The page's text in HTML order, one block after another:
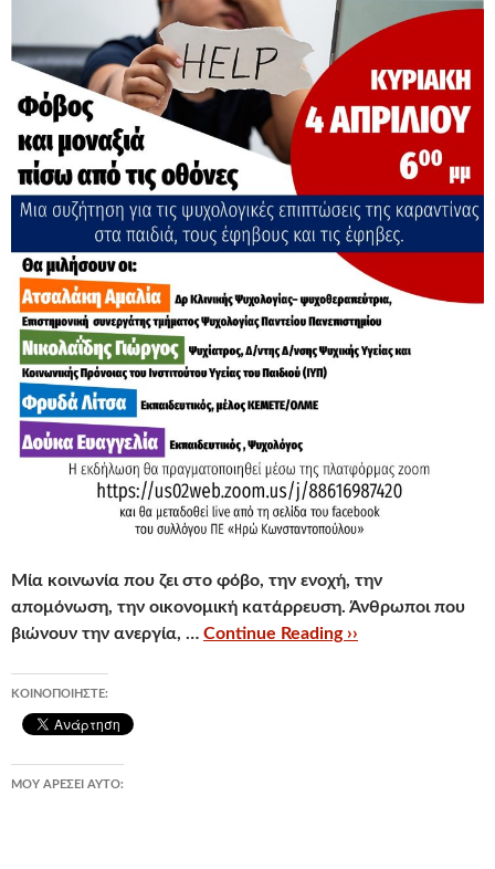
Μία κοινωνία που ζει στο φόβο, την ενοχή, την
απομόνωση, την οικονομική κατάρρευση. Άνθρωποι που
βιώνουν την ανεργία, … Continue Reading ››
ΚΟΙΝΟΠΟΙΉΣΤΕ:
ΜΟΥ ΑΡΈΣΕΙ ΑΥΤΌ: